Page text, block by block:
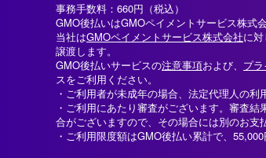
事務手数料：660円（税込）
GMO後払いはGMOペイメントサービス株式
当社はGMOペイメントサービス株式会社に
譲渡します。
GMO後払いサービスの注意事項および、 プ
スをご利用ください。
・ご利用者が未成年の場合、法定代理人の利
・ご利用にあたり審査がございます。審査
合がございますので、その場合には別のお支
・ご利用限度額はGMO後払い累計で、55,000